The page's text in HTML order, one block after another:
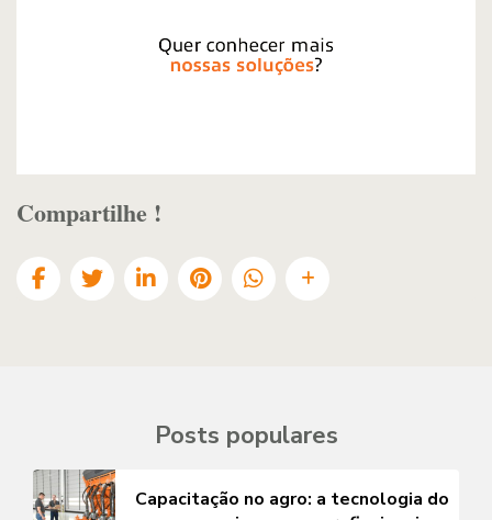
Compartilhe !
Posts populares
Capacitação no agro: a tecnologia do